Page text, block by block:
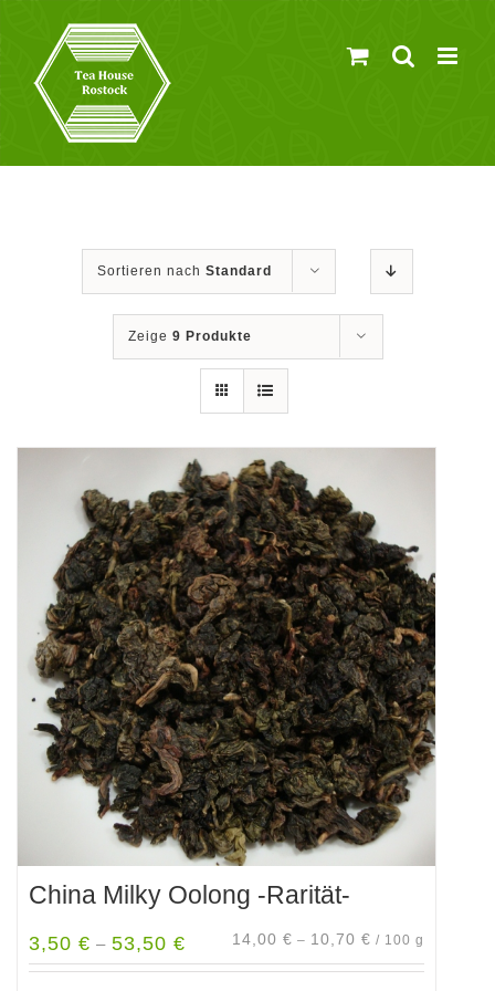
springen
Sortieren nach Standard
Zeige 9 Produkte
China Milky Oolong -Rarität-
3,50 € – 53,50 € 14,00 € – 10,70 € / 100 g